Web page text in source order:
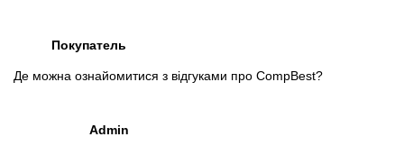
Покупатель
Де можна ознайомитися з відгуками про CompBest?
Admin